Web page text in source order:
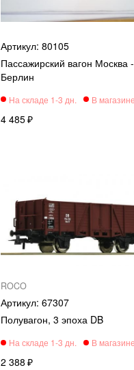
80105
Пассажирский вагон Москва -
Берлин
4 485
ROCO
67307
Полувагон, 3 эпоха DB
2 388